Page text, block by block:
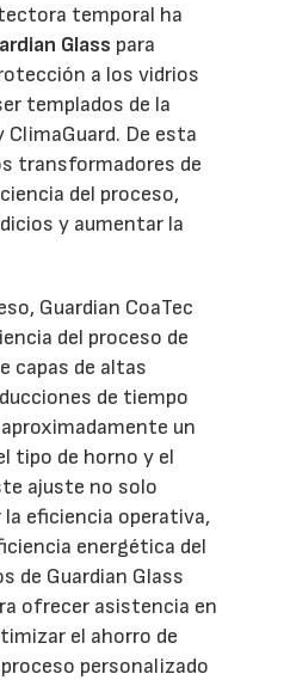
temporal ha
Glass para
a los vidrios
templados de la
ClimaGuard. De esta
transformadores de
del proceso,
y aumentar la
Guardian CoaTec
del proceso de
capas de altas
de tiempo
un
tipo de horno y el
ajuste no solo
eficiencia operativa,
energética del
de Guardian Glass
ofrecer asistencia en
el ahorro de
personalizado